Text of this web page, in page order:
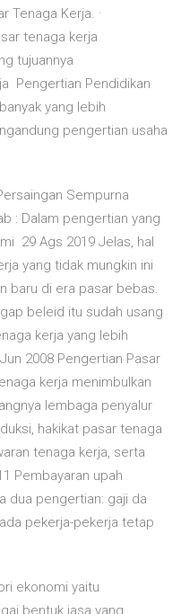
Tenaga Kerja. ·
tenaga kerja
tujuannya
Pengertian Pendidikan
yang lebih
pengertian usaha
Sempurna
: Dalam pengertian yang
29 Ags 2019 Jelas, hal
yang tidak mungkin ini
baru di era pasar bebas.
beleid itu sudah usang
kerja yang lebih
2008 Pengertian Pasar
kerja menimbulkan
lembaga penyalur
hakikat pasar tenaga
tenaga kerja, serta
Pembayaran upah
dua pengertian: gaji da
pekerja-pekerja tetap
ekonomi yaitu